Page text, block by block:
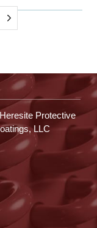
Protective
LLC